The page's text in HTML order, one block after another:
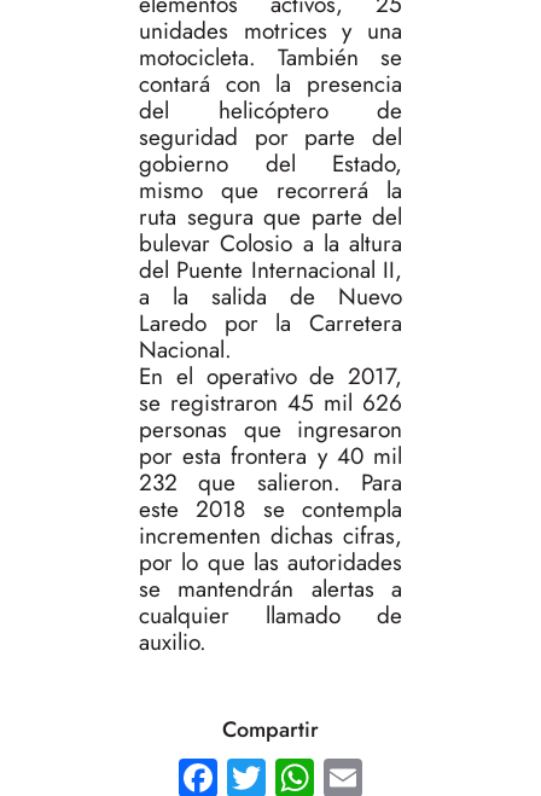
unidades motrices y una
motocicleta. También se
contará con la presencia
del helicóptero de
seguridad por parte del
gobierno del Estado,
mismo que recorrerá la
ruta segura que parte del
bulevar Colosio a la altura
del Puente Internacional II,
a la salida de Nuevo
Laredo por la Carretera
Nacional.
En el operativo de 2017,
se registraron 45 mil 626
personas que ingresaron
por esta frontera y 40 mil
232 que salieron. Para
este 2018 se contempla
incrementen dichas cifras,
por lo que las autoridades
se mantendrán alertas a
cualquier llamado de
auxilio.
Compartir
Facebook
TwitterWhatsApp